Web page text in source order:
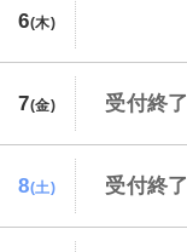
6(木)
7(金) 受付終了
8(土) 受付終了